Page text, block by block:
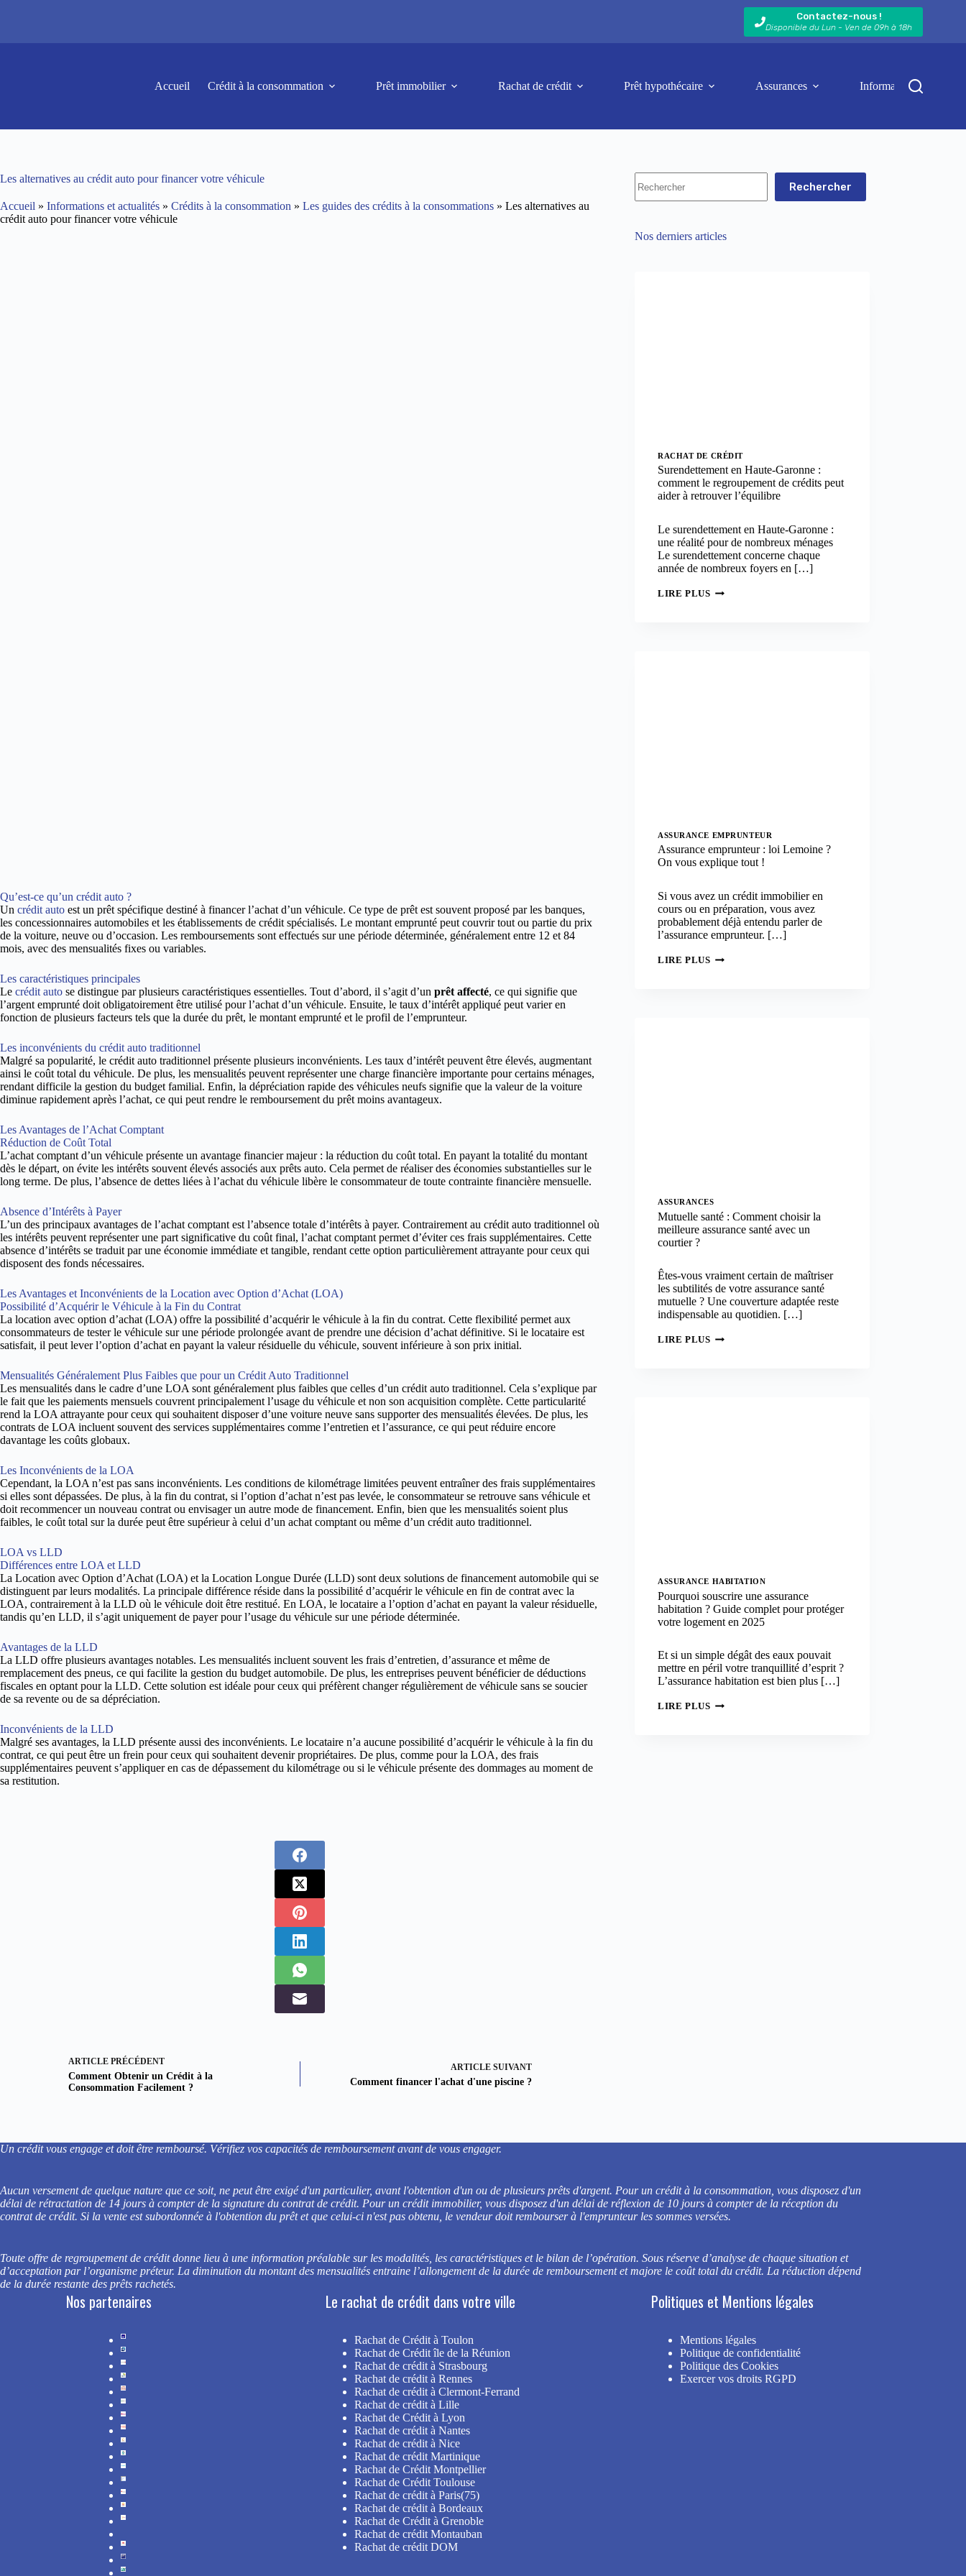
Contactez-nous !
Disponible du Lun - Ven de 09h à 18h
Accueil Crédit à la consommation Prêt immobilier Rachat de crédit Prêt hypothécaire Assurances Informations et
Les alternatives au crédit auto pour financer votre véhicule
Accueil » Informations et actualités » Crédits à la consommation » Les guides des crédits à la consommations » Les alternatives au
crédit auto pour financer votre véhicule
Qu’est-ce qu’un crédit auto ?
Un crédit auto est un prêt spécifique destiné à financer l’achat d’un véhicule. Ce type de prêt est souvent proposé par les banques,
les concessionnaires automobiles et les établissements de crédit spécialisés. Le montant emprunté peut couvrir tout ou partie du prix
de la voiture, neuve ou d’occasion. Les remboursements sont effectués sur une période déterminée, généralement entre 12 et 84
mois, avec des mensualités fixes ou variables.
Les caractéristiques principales
Le crédit auto se distingue par plusieurs caractéristiques essentielles. Tout d’abord, il s’agit d’un prêt affecté, ce qui signifie que
l’argent emprunté doit obligatoirement être utilisé pour l’achat d’un véhicule. Ensuite, le taux d’intérêt appliqué peut varier en
fonction de plusieurs facteurs tels que la durée du prêt, le montant emprunté et le profil de l’emprunteur.
Les inconvénients du crédit auto traditionnel
Malgré sa popularité, le crédit auto traditionnel présente plusieurs inconvénients. Les taux d’intérêt peuvent être élevés, augmentant
ainsi le coût total du véhicule. De plus, les mensualités peuvent représenter une charge financière importante pour certains ménages,
rendant difficile la gestion du budget familial. Enfin, la dépréciation rapide des véhicules neufs signifie que la valeur de la voiture
diminue rapidement après l’achat, ce qui peut rendre le remboursement du prêt moins avantageux.
Les Avantages de l’Achat Comptant
Réduction de Coût Total
L’achat comptant d’un véhicule présente un avantage financier majeur : la réduction du coût total. En payant la totalité du montant
dès le départ, on évite les intérêts souvent élevés associés aux prêts auto. Cela permet de réaliser des économies substantielles sur le
long terme. De plus, l’absence de dettes liées à l’achat du véhicule libère le consommateur de toute contrainte financière mensuelle.
Absence d’Intérêts à Payer
L’un des principaux avantages de l’achat comptant est l’absence totale d’intérêts à payer. Contrairement au crédit auto traditionnel où
les intérêts peuvent représenter une part significative du coût final, l’achat comptant permet d’éviter ces frais supplémentaires. Cette
absence d’intérêts se traduit par une économie immédiate et tangible, rendant cette option particulièrement attrayante pour ceux qui
disposent des fonds nécessaires.
Les Avantages et Inconvénients de la Location avec Option d’Achat (LOA)
Possibilité d’Acquérir le Véhicule à la Fin du Contrat
La location avec option d’achat (LOA) offre la possibilité d’acquérir le véhicule à la fin du contrat. Cette flexibilité permet aux
consommateurs de tester le véhicule sur une période prolongée avant de prendre une décision d’achat définitive. Si le locataire est
satisfait, il peut lever l’option d’achat en payant la valeur résiduelle du véhicule, souvent inférieure à son prix initial.
Mensualités Généralement Plus Faibles que pour un Crédit Auto Traditionnel
Les mensualités dans le cadre d’une LOA sont généralement plus faibles que celles d’un crédit auto traditionnel. Cela s’explique par
le fait que les paiements mensuels couvrent principalement l’usage du véhicule et non son acquisition complète. Cette particularité
rend la LOA attrayante pour ceux qui souhaitent disposer d’une voiture neuve sans supporter des mensualités élevées. De plus, les
contrats de LOA incluent souvent des services supplémentaires comme l’entretien et l’assurance, ce qui peut réduire encore
davantage les coûts globaux.
Les Inconvénients de la LOA
Cependant, la LOA n’est pas sans inconvénients. Les conditions de kilométrage limitées peuvent entraîner des frais supplémentaires
si elles sont dépassées. De plus, à la fin du contrat, si l’option d’achat n’est pas levée, le consommateur se retrouve sans véhicule et
doit recommencer un nouveau contrat ou envisager un autre mode de financement. Enfin, bien que les mensualités soient plus
faibles, le coût total sur la durée peut être supérieur à celui d’un achat comptant ou même d’un crédit auto traditionnel.
LOA vs LLD
Différences entre LOA et LLD
La Location avec Option d’Achat (LOA) et la Location Longue Durée (LLD) sont deux solutions de financement automobile qui se
distinguent par leurs modalités. La principale différence réside dans la possibilité d’acquérir le véhicule en fin de contrat avec la
LOA, contrairement à la LLD où le véhicule doit être restitué. En LOA, le locataire a l’option d’achat en payant la valeur résiduelle,
tandis qu’en LLD, il s’agit uniquement de payer pour l’usage du véhicule sur une période déterminée.
Avantages de la LLD
La LLD offre plusieurs avantages notables. Les mensualités incluent souvent les frais d’entretien, d’assurance et même de
remplacement des pneus, ce qui facilite la gestion du budget automobile. De plus, les entreprises peuvent bénéficier de déductions
fiscales en optant pour la LLD. Cette solution est idéale pour ceux qui préfèrent changer régulièrement de véhicule sans se soucier
de sa revente ou de sa dépréciation.
Inconvénients de la LLD
Malgré ses avantages, la LLD présente aussi des inconvénients. Le locataire n’a aucune possibilité d’acquérir le véhicule à la fin du
contrat, ce qui peut être un frein pour ceux qui souhaitent devenir propriétaires. De plus, comme pour la LOA, des frais
supplémentaires peuvent s’appliquer en cas de dépassement du kilométrage ou si le véhicule présente des dommages au moment de
sa restitution.
ARTICLE PRÉCÉDENT
Comment Obtenir un Crédit à la
Consommation Facilement ?
ARTICLESUIVANT
Comment financer l'achat d'une piscine ?
Rechercher
Nos derniers articles
RACHAT DE CRÉDIT
Surendettement en Haute-Garonne :
comment le regroupement de crédits peut
aider à retrouver l’équilibre
Le surendettement en Haute-Garonne :
une réalité pour de nombreux ménages
Le surendettement concerne chaque
année de nombreux foyers en […]
LIRE PLUSSURENDETTEMENT
ASSURANCE EMPRUNTEUR
Assurance emprunteur : loi Lemoine ?
On vous explique tout !
Si vous avez un crédit immobilier en
cours ou en préparation, vous avez
probablement déjà entendu parler de
l’assurance emprunteur. […]
LIRE PLUSASSURANCE
ASSURANCES
Mutuelle santé : Comment choisir la
meilleure assurance santé avec un
courtier ?
Êtes-vous vraiment certain de maîtriser
les subtilités de votre assurance santé
mutuelle ? Une couverture adaptée reste
indispensable au quotidien. […]
LIRE PLUSMUTUELLE
ASSURANCE HABITATION
Pourquoi souscrire une assurance
habitation ? Guide complet pour protéger
votre logement en 2025
Et si un simple dégât des eaux pouvait
mettre en péril votre tranquillité d’esprit ?
L’assurance habitation est bien plus […]
LIRE PLUSPOURQUOI
Un crédit vous engage et doit être remboursé. Vérifiez vos capacités de remboursement avant de vous engager.
Aucun versement de quelque nature que ce soit, ne peut être exigé d'un particulier, avant l'obtention d'un ou de plusieurs prêts d'argent. Pour un crédit à la consommation, vous disposez d'un
délai de rétractation de 14 jours à compter de la signature du contrat de crédit. Pour un crédit immobilier, vous disposez d'un délai de réflexion de 10 jours à compter de la réception du
contrat de crédit. Si la vente est subordonnée à l'obtention du prêt et que celui-ci n'est pas obtenu, le vendeur doit rembourser à l'emprunteur les sommes versées.
Toute offre de regroupement de crédit donne lieu à une information préalable sur les modalités, les caractéristiques et le bilan de l’opération. Sous réserve d’analyse de chaque situation et
d’acceptation par l’organisme préteur. La diminution du montant des mensualités entraine l’allongement de la durée de remboursement et majore le coût total du crédit. La réduction dépend
de la durée restante des prêts rachetés.
Nos partenaires Le rachat de crédit dans votre ville
Rachat de Crédit à Toulon
Rachat de Crédit île de la Réunion
Rachat de crédit à Strasbourg
Rachat de crédit à Rennes
Rachat de crédit à Clermont-Ferrand
Rachat de crédit à Lille
Rachat de Crédit à Lyon
Rachat de crédit à Nantes
Rachat de crédit à Nice
Rachat de crédit Martinique
Rachat de Crédit Montpellier
Rachat de Crédit Toulouse
Rachat de crédit à Paris(75)
Rachat de crédit à Bordeaux
Rachat de Crédit à Grenoble
Rachat de crédit Montauban
Rachat de crédit DOM
Politiques et Mentions légales
Mentions légales
Politique de confidentialité
Politique des Cookies
Exercer vos droits RGPD